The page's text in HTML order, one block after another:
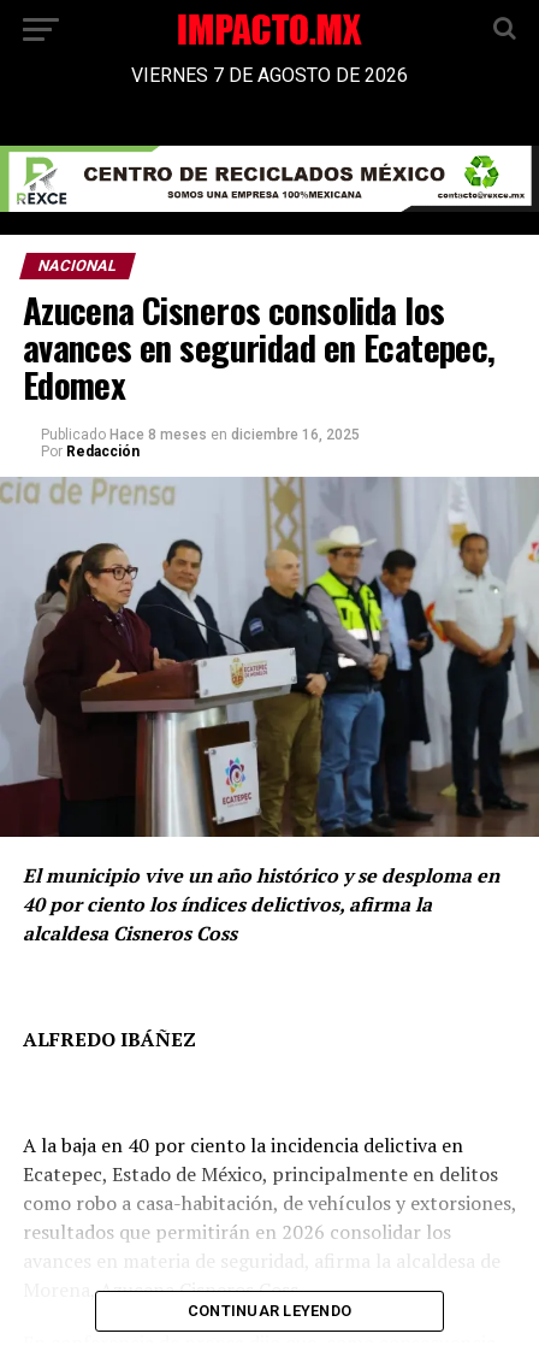
VIERNES 7 DE AGOSTO DE 2026
NACIONAL
Azucena Cisneros consolida los
avances en seguridad en Ecatepec,
Edomex
Publicado Hace 8 meses en diciembre 16, 2025
Por Redacción
El municipio vive un año histórico y se desploma en
40 por ciento los índices delictivos, afirma la
alcaldesa Cisneros Coss
ALFREDO IBÁÑEZ
A la baja en 40 por ciento la incidencia delictiva en
Ecatepec, Estado de México, principalmente en delitos
como robo a casa-habitación, de vehículos y extorsiones,
resultados que permitirán en 2026 consolidar los
avances en materia de seguridad, afirma la alcaldesa de
Morena, Azucena Cisneros Coss.
CONTINUAR LEYENDO